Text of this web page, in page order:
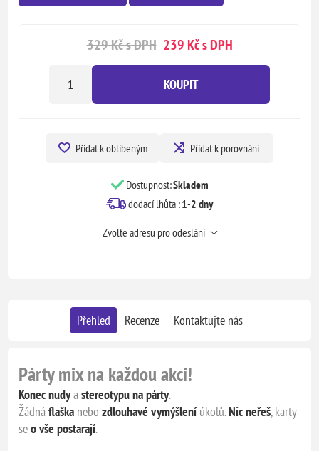
329 Kč s DPH 239 Kč s DPH
KOUPIT
Přidat k oblíbeným Přidat k porovnání
Dostupnost:Skladem
dodací lhůta :1-2 dny
Zvolte adresu pro odeslání
Přehled Recenze Kontaktujte nás
Párty mix na každou akci!
Konec nudyastereotypu na párty.
Žádnáflaška nebozdlouhavé vymýšlení úkolů.Nic neřeš, karty
seo vše postarají.